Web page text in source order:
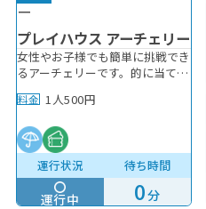
プレイハウス アーチェリー
女性やお子様でも簡単に挑戦でき
るアーチェリーです。的に当てる
学3年生以下のお子様は、安全確
一緒に弓を引いてください。
料金 1人500円
運行状況
運行中
待ち時間
0分